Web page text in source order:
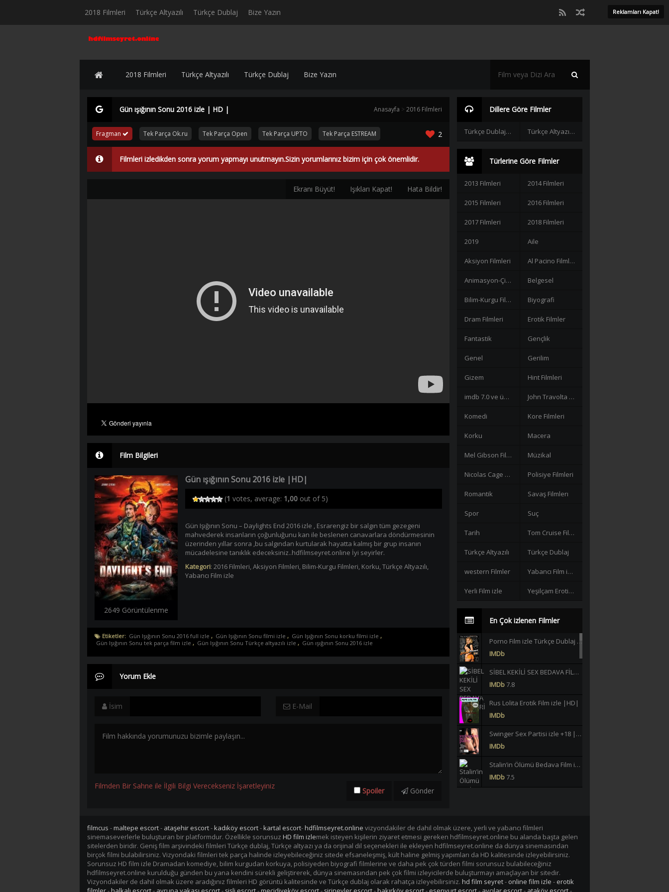
2018 Filmleri Türkçe Altyazılı Türkçe Dublaj Bize Yazın Reklamları Kapat!
2018 Filmleri Türkçe Altyazılı Türkçe Dublaj Bize Yazın
Gün ışığının Sonu 2016 izle | HD | Anasayfa > 2016 Filmleri
Fragman Tek Parça Ok.ru Tek Parça Open Tek Parça UPTO Tek Parça ESTREAM 2
Filmleri izledikden sonra yorum yapmayı unutmayın.Sizin yorumlarınız bizim için çok önemlidir.
Hata Bildir!
Işıkları Kapat!
Ekranı Büyüt!
Film Bilgileri
2649 Görüntülenme
Gün ışığının Sonu 2016 izle |HD|
(1 votes, average: 1,00out of 5)
Gün Işığının Sonu – Daylights End 2016 izle , Esrarengiz bir salgın tüm gezegeni
mahvederek insanların çoğunluğunu kan ile beslenen canavarlara döndürmesinin
üzerinden yıllar sonra ,bu salgından kurtularak hayatta kalmış bir grup insanın
mücadelesine tanıklık edeceksiniz..hdfilmseyret.online İyi seyirler.
Kategori: 2016 Filmleri,Aksiyon Filmleri, Bilim-Kurgu Filmleri, Korku,Türkçe Altyazılı,
Yabancı Film izle
Etiketler: Gün Işığının Sonu 2016 full izle , Gün Işığının Sonu filmi izle , Gün Işığının Sonu korku filmi izle ,
Gün Işığının Sonu tek parça film izle , Gün Işığının Sonu Türkçe altyazılı izle , Gün ışığının Sonu 2016 izle
Yorum Ekle
İsim E-Mail
Filmden Bir Sahne ile İlgili Bilgi Verecekseniz İşaretleyiniz
Spoiler Gönder
Dillere Göre Filmler
Türkçe Dublaj Filmler Türkçe Altyazılı Filmler
Türlerine Göre Filmler
2013 Filmleri 2014 Filmleri
2015 Filmleri 2016 Filmleri
2017 Filmleri 2018 Filmleri
2019 Aile
Aksiyon Filmleri Al Pacino Filmleri
Animasyon-Çizgi Filmler Belgesel
Bilim-Kurgu Filmleri Biyografi
Dram Filmleri Erotik Filmler
Fantastik Gençlik
Genel Gerilim
Gizem Hint Filmleri
imdb 7.0 ve üzeri filmler John Travolta Filmleri
Komedi Kore Filmleri
Korku Macera
Mel Gibson Filmleri Müzikal
Nicolas Cage Filmleri Polisiye Filmleri
Romantik Savaş Filmlerı
Spor Suç
Tarih Tom Cruise Filmleri izle
Türkçe Altyazılı Türkçe Dublaj
western Filmler Yabancı Film izle
Yerli Film izle Yeşilçam Erotik +18
En Çok izlenen Filmler
Porno Film izle Türkçe Dublaj +18 |HD|
IMDb
SİBEL KEKİLİ SEX BEDAVA FİLMLERİ İZLE |HD|
IMDb7.8
Rus Lolita Erotik Film izle |HD|
IMDb
Swinger Sex Partisi izle +18 |HD|
IMDb
Stalin’in Ölümü Bedava Film izle |HD|
IMDb7.5
IMDb-/10
IMDb
filmcus -maltepe escort- ataşehir escort-kadıköy escort-kartal escort-hdfilmseyret.online vizyondakiler de dahil olmak üzere, yerli ve yabancı filmleri
sinemaseverlerle buluşturan bir platformdur. Özellikle sorunsuz HD film izlemek isteyen kişilerin ziyaret etmesi gereken hdfilmseyret.online bu alanda başta gelen
sitelerden biridir. Geniş film arşivindeki filmleri Türkçe dublaj, Türkçe altyazı ya da orijinal dil seçenekleri ile ekleyen hdfilmseyret.online da dünya sinemasından
birçok filmi bulabilirsiniz. Vizyondaki filmleri tek parça halinde izleyebileceğiniz sitede efsaneleşmiş, kült haline gelmiş yapımları da HD kalitesinde izleyebilirsiniz.
Sorunsuz HD film izle Dramadan komediye, bilim kurgudan korkuya, polisiyeden biyografi filmlerine ve daha pek çok türden filmi sorunsuz bulabileceğiniz
hdfilmseyret.online kurulduğu günden bu yana kendini sürekli geliştirerek, dünya sinemasından pek çok filmi izleyicilerde buluşturmayı amaçlayan bir sitedir.
Vizyondakiler de dahil olmak üzere aradığınız filmleri HD görüntü kalitesinde ve Türkçe dublaj olarak rahatça izleyebilirsiniz. hd film seyret- online film izle - erotik